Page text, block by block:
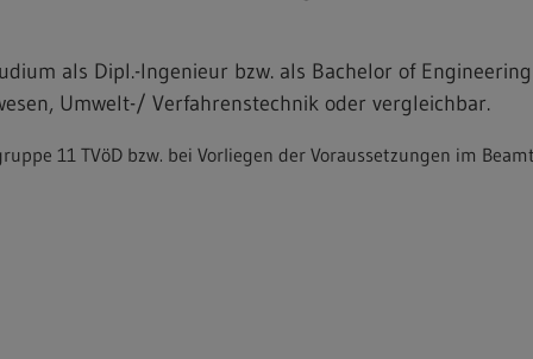
als Dipl.-Ingenieur bzw. als Bachelor of
Umwelt-/ Verfahrenstechnik oder vergleichbar.
11 TVöD bzw. bei Vorliegen der Voraussetzungen im